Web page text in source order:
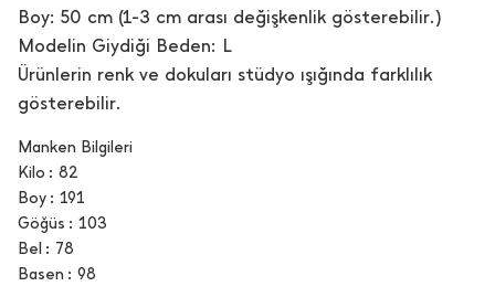
Boy: 50 cm (1-3 cm arası değişkenlik gösterebilir.)
Modelin Giydiği Beden: L
Ürünlerin renk ve dokuları stüdyo ışığında farklılık
gösterebilir.
Manken Bilgileri
Kilo
82
Boy
191
Göğüs
103
Bel
78
Basen
98